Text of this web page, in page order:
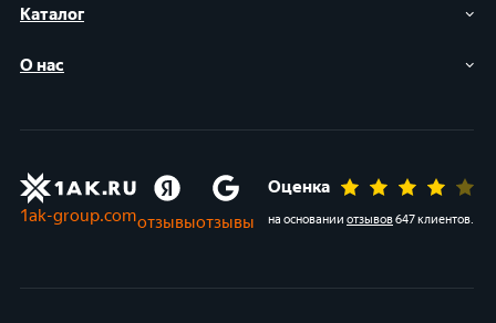
Каталог
О нас
1ak-group.comотзывыотзывы
Оценка
на основании отзывов647 клиентов.